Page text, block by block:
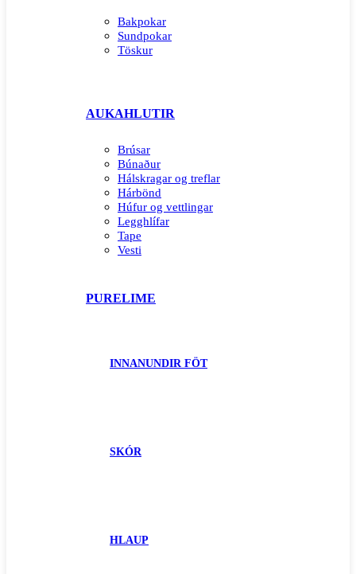
Bakpokar
Sundpokar
Töskur
AUKAHLUTIR
Brúsar
Búnaður
Hálskragar og treflar
Hárbönd
Húfur og vettlingar
Legghlífar
Tape
Vesti
PURELIME
INNANUNDIR FÖT
SKÓR
HLAUP